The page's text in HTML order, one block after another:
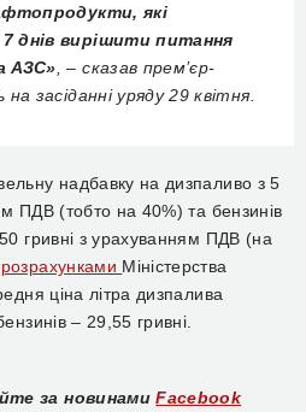
які
днів вирішити питання
АЗС» , – сказав прем’єр-
засіданні уряду29 квітня
надбавку на дизпаливо з 5
ПДВ (тобто на 40%) та бензинів
гривні з урахуванням ПДВ (на
розрахунками Міністерства
ціна літра дизпалива
– 29,55 гривні.
за новинами Facebook